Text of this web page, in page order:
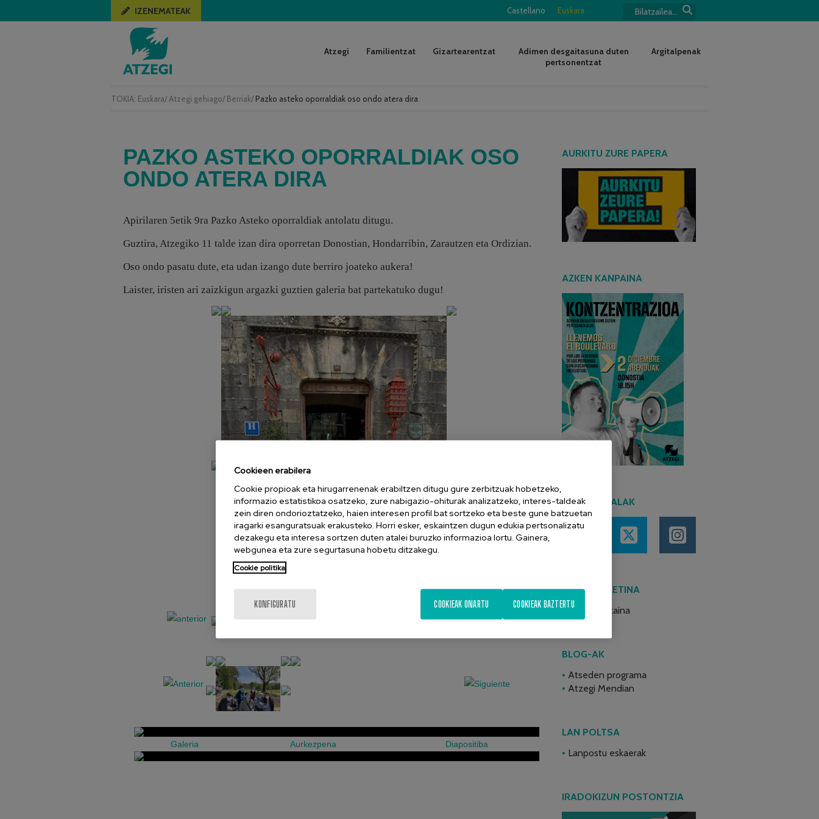
TOKIA: Euskara/ Atzegi gehiago/ Berriak/ Pazko asteko oporraldiak oso ondo atera dira
Castellano Euskara
IZENEMATEAK
Atzegi Familientzat Gizartearentzat
Adimen desgaitasuna duten
pertsonentzat
Argitalpenak
PAZKO ASTEKO OPORRALDIAK OSO
ONDO ATERA DIRA
Apirilaren 5etik 9ra Pazko Asteko oporraldiak antolatu ditugu.
Guztira, Atzegiko 11 talde izan dira oporretan Donostian, Hondarribin, Zarautzen eta Ordizian.
Oso ondo pasatu dute, eta udan izango dute berriro joateko aukera!
Laister, iristen ari zaizkigun argazki guztien galeria bat partekatuko dugu!
Galeria Aurkezpena Diapositiba
AURKITU ZURE PAPERA
AZKEN KANPAINA
SARE SOZIALAK
AZKEN BULETINA
2026ko ekaina
BLOG-AK
Atseden programa
Atzegi Mendian
LAN POLTSA
Lanpostu eskaerak
IRADOKIZUN POSTONTZIA
Cookieen erabilera
Cookie propioak eta hirugarrenenak erabiltzen ditugu gure zerbitzuak hobetzeko,
informazio estatistikoa osatzeko, zure nabigazio-ohiturak analizatzeko, interes-taldeak
zein diren ondorioztatzeko, haien interesen profil bat sortzeko eta beste gune batzuetan
iragarki esanguratsuak erakusteko. Horri esker, eskaintzen dugun edukia pertsonalizatu
dezakegu eta interesa sortzen duten atalei buruzko informazioa lortu. Gainera,
webgunea eta zure segurtasuna hobetu ditzakegu.
Cookie politika
KONFIGURATU COOKIEAK BAZTERTU
COOKIEAK ONARTU